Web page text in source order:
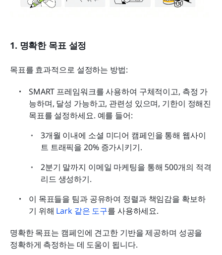
1. 명확한 목표 설정
목표를 효과적으로 설정하는 방법:
SMART 프레임워크를 사용하여 구체적이고, 측정 가
능하며, 달성 가능하고, 관련성 있으며, 기한이 정해진
목표를 설정하세요. 예를 들어:
3개월 이내에 소셜 미디어 캠페인을 통해 웹사이
트 트래픽을 20% 증가시키기.
2분기 말까지 이메일 마케팅을 통해 500개의 적격
리드 생성하기.
이 목표들을 팀과 공유하여 정렬과 책임감을 확보하
기 위해 Lark 같은 도구를 사용하세요.
명확한 목표는 캠페인에 견고한 기반을 제공하며 성공을
정확하게 측정하는 데 도움이 됩니다.